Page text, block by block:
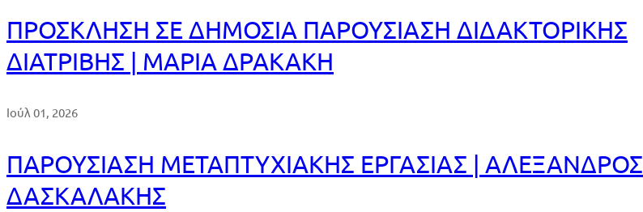
ΠΡΟΣΚΛΗΣΗ ΣΕ ΔΗΜΟΣΙΑ ΠΑΡΟΥΣΙΑΣΗ ΔΙΔΑΚΤΟΡΙΚΗΣ
ΔΙΑΤΡΙΒΗΣ | ΜΑΡΙΑ ΔΡΑΚΑΚΗ
Ιούλ 01, 2026
ΠΑΡΟΥΣΙΑΣΗ ΜΕΤΑΠΤΥΧΙΑΚΗΣ ΕΡΓΑΣΙΑΣ | ΑΛΕΞΑΝΔΡΟΣ
ΔΑΣΚΑΛΑΚΗΣ